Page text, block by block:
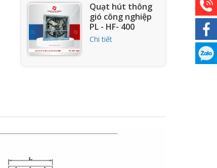
Quạt hút thông
gió công nghiệp
PL - HF- 400
Chi tiết